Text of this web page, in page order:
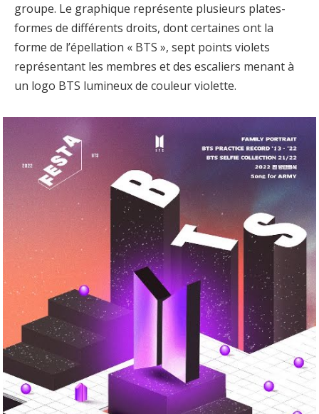
groupe. Le graphique représente plusieurs plates-
formes de différents droits, dont certaines ont la
forme de l’épellation « BTS », sept points violets
représentant les membres et des escaliers menant à
un logo BTS lumineux de couleur violette.